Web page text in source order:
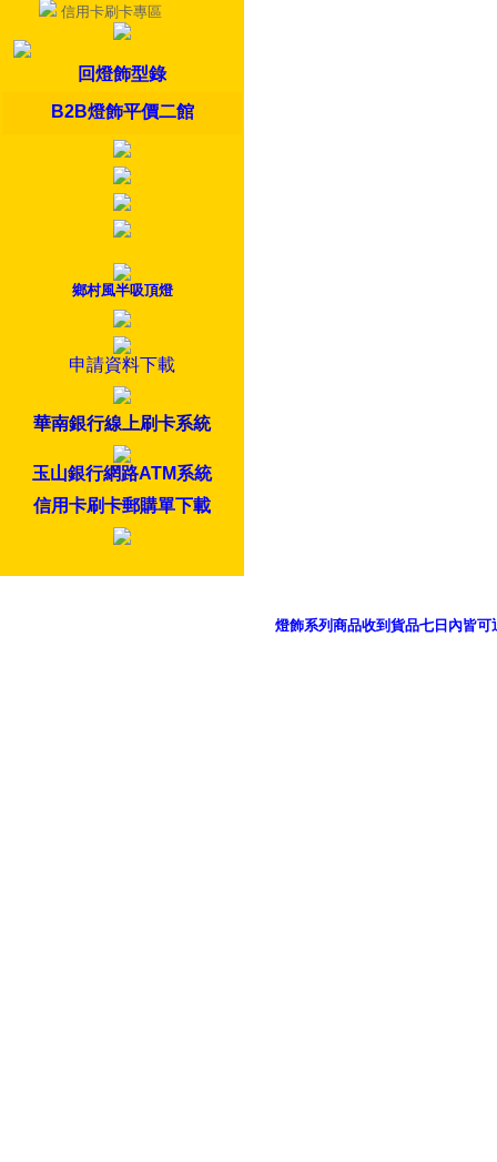
信用卡刷卡專區
回燈飾型錄
B2B燈飾平價二館
鄉村風半吸頂燈
申請資料下載
華南銀行線上刷卡系統
玉山銀行網路ATM系統
信用卡刷卡郵購單下載
燈飾系列商品收到貨品七日內皆